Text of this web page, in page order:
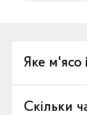
Яке м'ясо
Скільки